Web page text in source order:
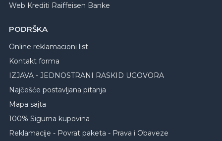
Web Krediti Raiffeisen Banke
PODRŠKA
Online reklamacioni list
Kontakt forma
IZJAVA - JEDNOSTRANI RASKID UGOVORA
Najčešće postavljana pitanja
Mapa sajta
100% Sigurna kupovina
Reklamacije - Povrat paketa - Prava i Obaveze